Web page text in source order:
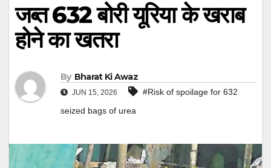
जब्त 632 बोरी यूरिया के खराब
होने का खतरा
By Bharat Ki Awaz
JUN 15, 2026
#Risk of spoilage for 632
seized bags of urea